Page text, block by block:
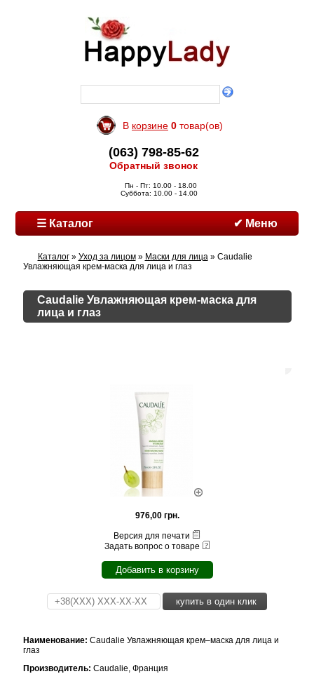
В корзине 0 товар(ов)
(063) 798-85-62
Обратный звонок
Пн - Пт: 10.00 - 18.00
Суббота: 10.00 - 14.00
☰ Каталог ✔ Меню
Каталог» Уход за лицом» Маски для лица» Caudalie
Увлажняющая крем-маска для лица и глаз
Caudalie Увлажняющая крем-маска для
лица и глаз
976,00 грн.
Версия для печати
Задать вопрос о товаре
Добавить в корзину
купить в один клик
Наименование: Caudalie Увлажняющая крем–маска для лица и
глаз
Производитель: Caudalie, Франция